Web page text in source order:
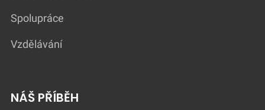
Spolupráce
Vzdělávání
NÁŠ PŘÍBĚH